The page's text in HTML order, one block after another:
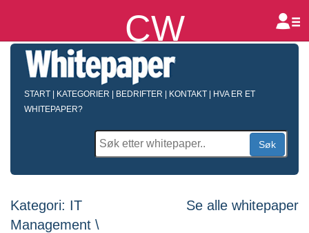
CW
START KATEGORIER BEDRIFTER KONTAKT
HVA ER ET
WHITEPAPER?
Søk
Kategori: IT
Management \
Se alle whitepaper